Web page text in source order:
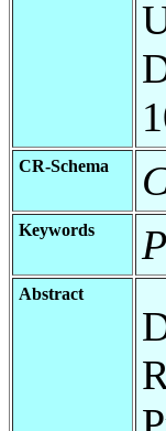
CR-Schema
Keywords
Abstract